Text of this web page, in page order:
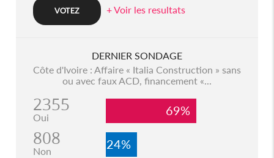
+ Voir les resultats
DERNIER SONDAGE
Côte d'Ivoire : Affaire « Italia Construction » sans
ou avec faux ACD, financement «...
2355
Oui 69%
808
Non 24%